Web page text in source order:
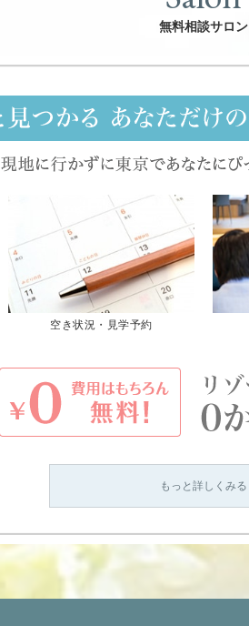
無料相談サロン
空き状況・見学予約
もっと詳しくみる